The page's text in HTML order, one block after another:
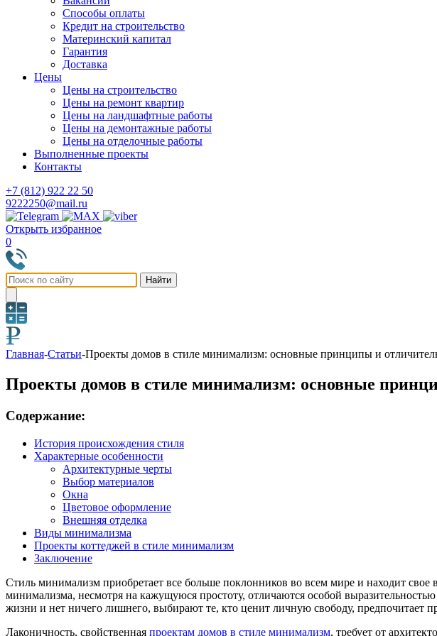
Способы оплаты
Кредит на строительство
Материнский капитал
Гарантия
Доставка
Цены
Цены на строительство
Цены на ремонт квартир
Цены на ландшафтные работы
Цены на демонтажные работы
Цены на отделочные работы
Выполненные проекты
Контакты
+7 (812) 922 22 50
9222250@mail.ru
Открыть избранное
0
Главная-Статьи-Проекты домов в стиле минимализм: основные принципы и
Проекты домов в стиле минимализм: основные
Содержание:
История происхождения стиля
Характерные особенности
Архитектурные черты
Выбор материалов
Окна
Цветовое оформление
Внешняя отделка
Виды минимализма
Проекты коттеджей в стиле минимализм
Заключение
Стиль минимализм приобретает все больше поклонников во всем мире и находит
минимализма, несмотря на кажущуюся простоту, отличаются особой
жизни и нет ничего лишнего, выбирают те, кто ценит личную свободу, предпочитает
Лаконичность, свойственная проектам домов в стиле минимализм, требует от